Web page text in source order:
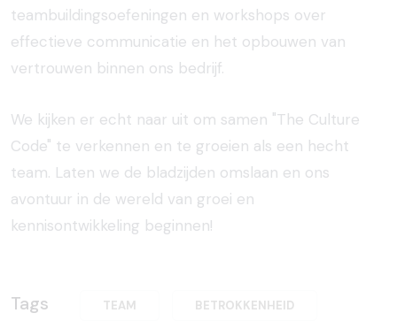
teambuildingsoefeningen en workshops over
effectieve communicatie en het opbouwen van
vertrouwen binnen ons bedrijf.
We kijken er echt naar uit om samen "The Culture
Code" te verkennen en te groeien als een hecht
team. Laten we de bladzijden omslaan en ons
avontuur in de wereld van groei en
kennisontwikkeling beginnen!
Tags TEAM BETROKKENHEID